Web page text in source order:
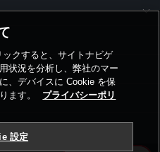
ックすると、サイトナビゲ
状況を分析し、弊社のマー
、デバイスに Cookie を保
ます。
プライバシーポリ
設定